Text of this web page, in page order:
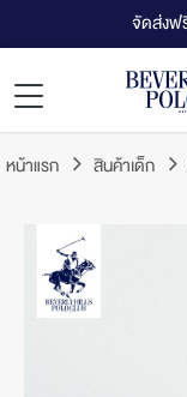
จัดส่งฟ
หน้าแรก สินค้าเด็ก